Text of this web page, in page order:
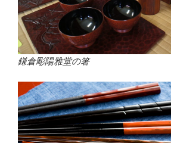
鎌倉彫陽雅堂の箸